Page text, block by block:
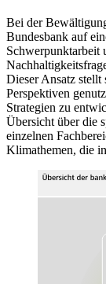
Bei der
Bundesbank auf
Schwerpunktarbeit
Dieser Ansatz stellt
Perspektiven
Strategien zu
Übersicht über die
einzelnen
Klimathemen, die in